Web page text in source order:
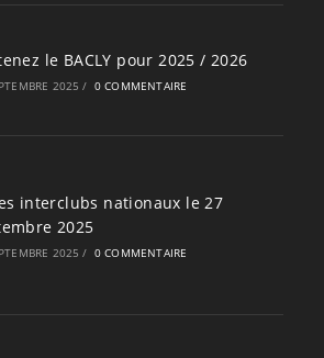
le BACLY pour 2025 / 2026
2025 / 0 COMMENTAIRE
interclubs nationaux le 27
2025
2025 / 0 COMMENTAIRE